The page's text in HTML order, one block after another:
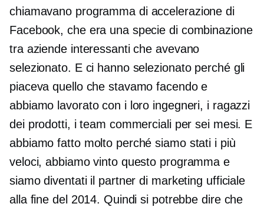
chiamavano programma di accelerazione di
Facebook, che era una specie di combinazione
tra aziende interessanti che avevano
selezionato. E ci hanno selezionato perché gli
piaceva quello che stavamo facendo e
abbiamo lavorato con i loro ingegneri, i ragazzi
dei prodotti, i team commerciali per sei mesi. E
abbiamo fatto molto perché siamo stati i più
veloci, abbiamo vinto questo programma e
siamo diventati il ​​partner di marketing ufficiale
alla fine del 2014. Quindi si potrebbe dire che